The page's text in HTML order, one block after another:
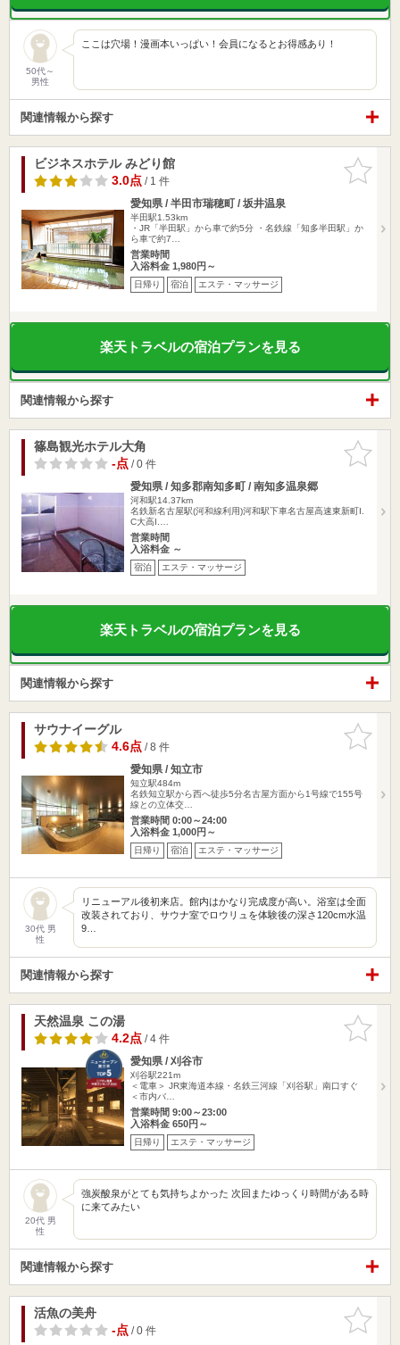
50代～
男性
ここは穴場！漫画本いっぱい！会員になるとお得感あり！
関連情報から探す
お気に入
りに追加
ビジネスホテル みどり館
3.0点/ 1 件
愛知県 / 半田市瑞穂町 / 坂井温泉
半田駅1.53km
・JR「半田駅」から車で約5分 ・名鉄線「知多半田駅」か
ら車で約7…
営業時間
入浴料金 1,980円～
日帰り 宿泊 エステ・マッサージ
楽天トラベルの宿泊プランを見る
関連情報から探す
お気に入
りに追加
篠島観光ホテル大角
-点/ 0 件
愛知県 / 知多郡南知多町 / 南知多温泉郷
河和駅14.37km
名鉄新名古屋駅(河和線利用)河和駅下車名古屋高速東新町I.
C大高I.…
営業時間
入浴料金 ～
宿泊 エステ・マッサージ
楽天トラベルの宿泊プランを見る
関連情報から探す
お気に入
りに追加
サウナイーグル
4.6点/ 8 件
愛知県 / 知立市
知立駅484m
名鉄知立駅から西へ徒歩5分名古屋方面から1号線で155号
線との立体交…
営業時間 0:00～24:00
入浴料金 1,000円～
日帰り 宿泊 エステ・マッサージ
30代 男
性
リニューアル後初来店。館内はかなり完成度が高い。浴室は全面
改装されており、サウナ室でロウリュを体験後の深さ120cm水温
9…
関連情報から探す
お気に入
りに追加
天然温泉 この湯
4.2点/ 4 件
愛知県 / 刈谷市
刈谷駅221m
＜電車＞ JR東海道本線・名鉄三河線「刈谷駅」南口すぐ
＜市内バ…
営業時間 9:00～23:00
入浴料金 650円～
日帰り エステ・マッサージ
20代 男
性
強炭酸泉がとても気持ちよかった 次回またゆっくり時間がある時
に来てみたい
関連情報から探す
お気に入
りに追加
活魚の美舟
-点/ 0 件